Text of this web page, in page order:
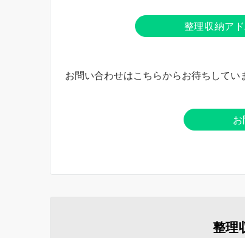
整理収納ア
お問い合わせはこちらからお待ちしてい
整理